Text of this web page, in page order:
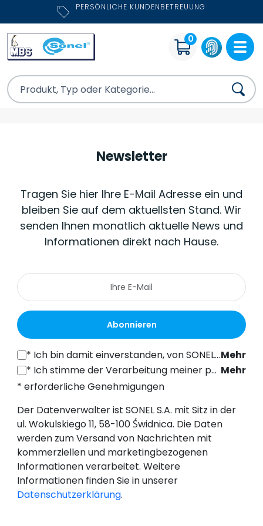
PERSÖNLICHE KUNDENBETREUUNG
0
Newsletter
Tragen Sie hier Ihre E-Mail Adresse ein und
bleiben Sie auf dem aktuellsten Stand. Wir
senden Ihnen monatlich aktuelle News und
Informationen direkt nach Hause.
Abonnieren
* Ich bin damit einverstanden, von SONEL S.A. mit Sitz in der ul. Wokulskiego 11, 58-100 Świdnica, kommerzielle Informationen auf elektronischem Wege (an die angegebene E-Mail-Adresse) zu Marketingzwecken gemäß Art. 398 des Gesetzes vom 12. Juli 2024 über das Recht der elektronischen Kommunikation zu erhalten. Mehr
* Ich stimme der Verarbeitung meiner personenbezogenen Daten (E-Mail-Adresse) durch SONEL S.A. mit Sitz in ul. Wokulskiego 11, 58-100 Świdnica, zum Zwecke des Versands eines Newsletters mit kommerziellen und marketingbezogenen Informationen gemäß Art. 6 Abs. 1 Buchstabe a) der Datenschutz-Grundverordnung (DSGVO).
Mehr
* erforderliche Genehmigungen
Der Datenverwalter ist SONEL S.A. mit Sitz in der
ul. Wokulskiego 11, 58-100 Świdnica. Die Daten
werden zum Versand von Nachrichten mit
kommerziellen und marketingbezogenen
Informationen verarbeitet. Weitere
Informationen finden Sie in unserer
Datenschutzerklärung.